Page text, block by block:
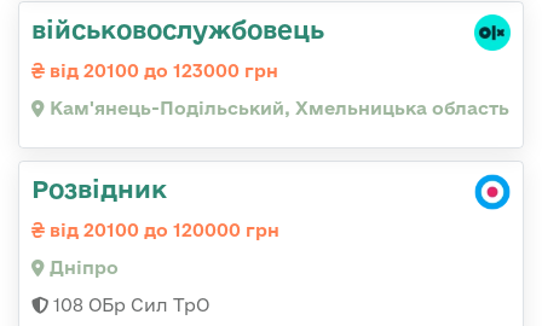
військовослужбовець
від 20100 до 123000 грн
Кам'янець-Подільський, Хмельницька область
Розвідник
від 20100 до 120000 грн
Дніпро
108 ОБр Сил ТрО